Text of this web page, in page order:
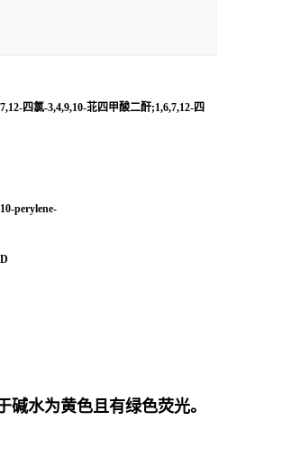
四氯-3,4,9,10-苝四甲酸二酐;1,6,7,12-四
perylene-
水为黄色且有绿色荧光。